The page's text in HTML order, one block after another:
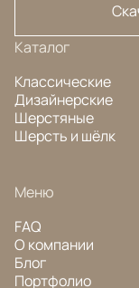
Каталог
Классические
Дизайнерские
Шерстяные
Шерсть и шёлк
Меню
FAQ
О компании
Блог
Портфолио